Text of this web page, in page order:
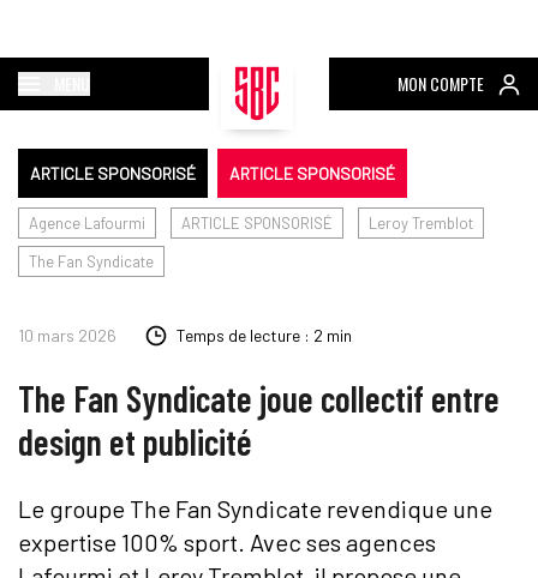
MON COMPTE
ARTICLE SPONSORISÉ ARTICLE SPONSORISÉ
Agence Lafourmi ARTICLE SPONSORISÉ
Leroy Tremblot
The Fan Syndicate
10 mars 2026 Temps de lecture : 2 min
The Fan Syndicate joue collectif entre
design et publicité
Le groupe The Fan Syndicate revendique une
expertise 100% sport. Avec ses agences